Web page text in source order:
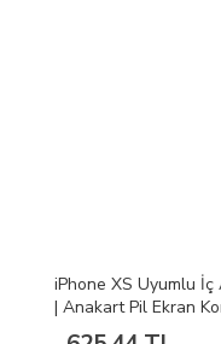
iPhone XS Uyumlu
| Anakart Pil Ekran